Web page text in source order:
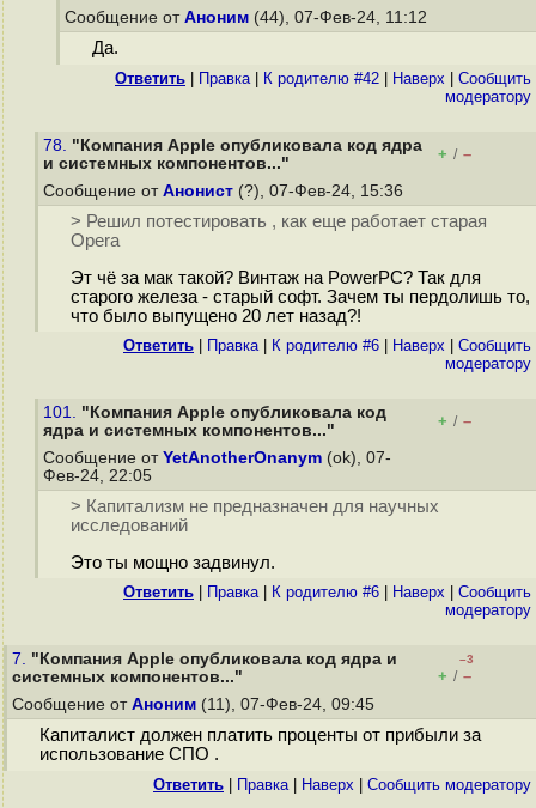
Сообщение от Аноним (44), 07-Фев-24, 11:12
Да.
Ответить Правка| К родителю #42 Наверх
Cообщить
модератору
78. "Компания Apple опубликовала код ядра
и системных компонентов..."
+ / –
Сообщение от Анонист (?), 07-Фев-24, 15:36
> Решил потестировать , как еще работает старая
Opera
Эт чё за мак такой? Винтаж на PowerPC? Так для
старого железа - старый софт. Зачем ты пepдoлишь то,
что было выпущено 20 лет назад?!
Ответить Правка| К родителю #6 Наверх
Cообщить
модератору
101. "Компания Apple опубликовала код
ядра и системных компонентов..."
+ / –
Сообщение от YetAnotherOnanym (ok), 07-
Фев-24, 22:05
> Капитализм не предназначен для научных
исследований
Это ты мощно задвинул.
Ответить Правка| К родителю #6 Наверх
Cообщить
модератору
7. "Компания Apple опубликовала код ядра и
системных компонентов..."
–3
+ / –
Сообщение от Аноним (11), 07-Фев-24, 09:45
Капиталист должен платить проценты от прибыли за
использование СПО .
Ответить Правка| Наверх Cообщить модератору